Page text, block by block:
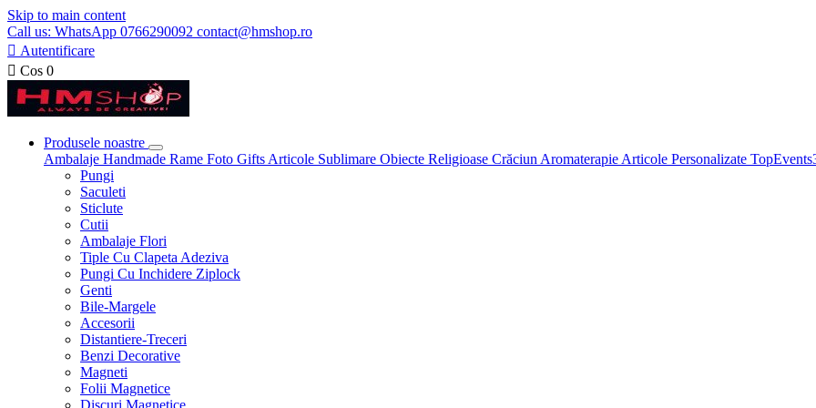
Skip to main content
Call us: WhatsApp 0766290092 contact@hmshop.ro
 Autentificare
 Cos 0
Produsele noastre
Ambalaje Handmade Rame Foto Gifts Articole Sublimare Obiecte Religioase Crăciun Aromaterapie Articole Personalizate
Pungi
Saculeti
Sticlute
Cutii
Ambalaje Flori
Tiple Cu Clapeta Adeziva
Pungi Cu Inchidere Ziplock
Genti
Bile-Margele
Accesorii
Distantiere-Treceri
Benzi Decorative
Magneti
Folii Magnetice
Discuri Magnetice